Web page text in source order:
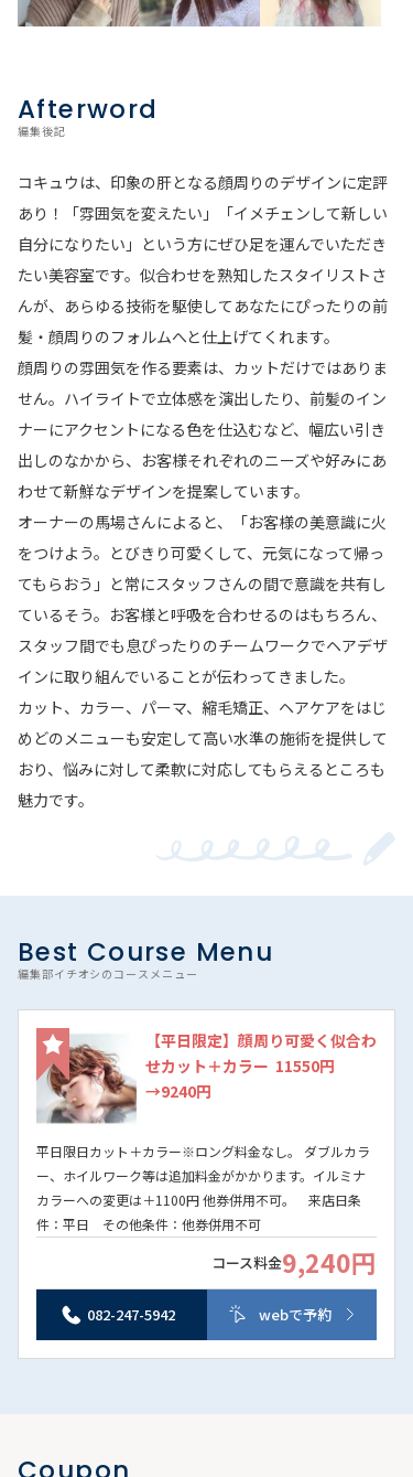
Afterword
編集後記
コキュウは、印象の肝となる顔周りのデザインに定評
あり！「雰囲気を変えたい」「イメチェンして新しい
自分になりたい」という方にぜひ足を運んでいただき
たい美容室です。似合わせを熟知したスタイリストさ
んが、あらゆる技術を駆使してあなたにぴったりの前
髪・顔周りのフォルムへと仕上げてくれます。
顔周りの雰囲気を作る要素は、カットだけではありま
せん。ハイライトで立体感を演出したり、前髪のイン
ナーにアクセントになる色を仕込むなど、幅広い引き
出しのなかから、お客様それぞれのニーズや好みにあ
わせて新鮮なデザインを提案しています。
オーナーの馬場さんによると、「お客様の美意識に火
をつけよう。とびきり可愛くして、元気になって帰っ
てもらおう」と常にスタッフさんの間で意識を共有し
ているそう。お客様と呼吸を合わせるのはもちろん、
スタッフ間でも息ぴったりのチームワークでヘアデザ
インに取り組んでいることが伝わってきました。
カット、カラー、パーマ、縮毛矯正、ヘアケアをはじ
めどのメニューも安定して高い水準の施術を提供して
おり、悩みに対して柔軟に対応してもらえるところも
魅力です。
Best Course Menu
編集部イチオシのコースメニュー
【平日限定】顔周り可愛く似合わ
せカット＋カラー 11550円
→9240円
平日限日カット＋カラー※ロング料金なし。 ダブルカラ
ー、ホイルワーク等は追加料金がかかります。イルミナ
カラーへの変更は＋1100円 他券併用不可。 来店日条
件：平日 その他条件：他券併用不可
コース料金9,240円
082-247-5942 webで予約